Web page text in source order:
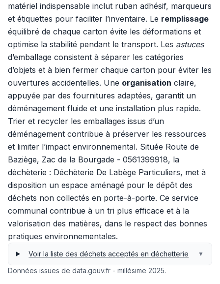
matériel indispensable inclut ruban adhésif, marqueurs
et étiquettes pour faciliter l’inventaire. Le remplissage
équilibré de chaque carton évite les déformations et
optimise la stabilité pendant le transport. Les astuces
d’emballage consistent à séparer les catégories
d’objets et à bien fermer chaque carton pour éviter les
ouvertures accidentelles. Une organisation claire,
appuyée par des fournitures adaptées, garantit un
déménagement fluide et une installation plus rapide.
Trier et recycler les emballages issus d’un
déménagement contribue à préserver les ressources
et limiter l’impact environnemental. Située Route de
Baziège, Zac de la Bourgade - 0561399918, la
déchèterie : Déchèterie De Labège Particuliers, met à
disposition un espace aménagé pour le dépôt des
déchets non collectés en porte-à-porte. Ce service
communal contribue à un tri plus efficace et à la
valorisation des matières, dans le respect des bonnes
pratiques environnementales.
Voir la liste des déchets acceptés en déchetterie ▼
Données issues de data.gouv.fr - millésime 2025.